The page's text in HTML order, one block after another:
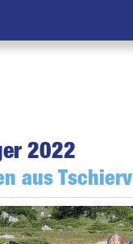
2022
aus Tschierv